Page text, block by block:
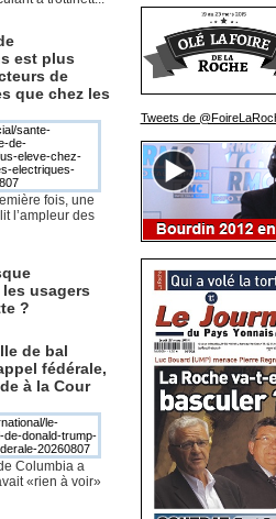
est plus
de
que chez les
fois, une
l’ampleur des
usagers
?
de bal
fédérale,
à la Cour
Columbia a
«rien à voir»
Tweets de